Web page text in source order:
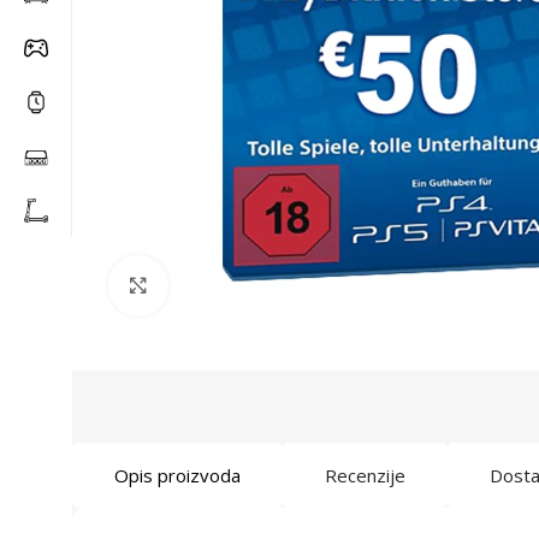
Click to enlarge
Opis proizvoda Recenzije